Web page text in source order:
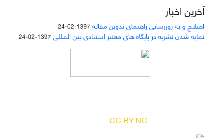
آخرین اخبار
اصلاح و به روزرسانی راهنمای تدوین مقاله 1397-02-24
نمایه شدن نشریه در پایگاه های معتبر استنادی بین المللی 1397-02-24
CC BY-NC